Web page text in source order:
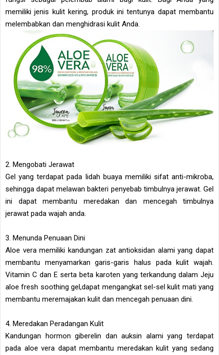
memiliki jenis kulit kering, produk ini tentunya dapat membantu
melembabkan dan menghidrasi kulit Anda.
2. Mengobati Jerawat
Gel yang terdapat pada lidah buaya memiliki sifat anti-mikroba,
sehingga dapat melawan bakteri penyebab timbulnya jerawat. Gel
ini dapat membantu meredakan dan mencegah timbulnya
jerawat pada wajah anda.
3. Menunda Penuaan Dini
Aloe vera memiliki kandungan zat antioksidan alami yang dapat
membantu menyamarkan garis-garis halus pada kulit wajah.
Vitamin C dan E serta beta karoten yang terkandung dalam Jeju
aloe fresh soothing gel,dapat mengangkat sel-sel kulit mati yang
membantu meremajakan kulit dan mencegah penuaan dini.
4. Meredakan Peradangan Kulit
Kandungan hormon giberelin dan auksin alami yang terdapat
pada aloe vera dapat membantu meredakan kulit yang sedang